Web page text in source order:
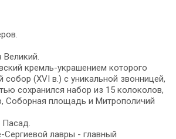
кремль-украшением которого
собор (XVI в.) с уникальной звонницей,
сохранился набор из 15 колоколов,
Соборная площадь и Митрополичий
лавры - главный